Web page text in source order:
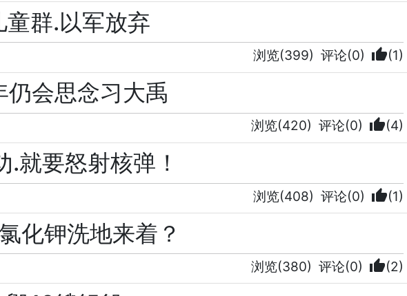
群.以军放弃
浏览(399) 评论(0) thumb_up(1)
会思念习大禹
浏览(420) 评论(0) thumb_up(4)
就要怒射核弹！
浏览(408) 评论(0) thumb_up(1)
化钾洗地来着？
浏览(380) 评论(0) thumb_up(2)